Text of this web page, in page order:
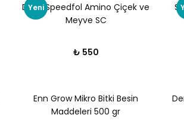
Yeni
DRT | Speedfol Amino Çiçek ve
Meyve SC
₺ 550
Enn Grow Mikro Bitki Besin
Maddeleri 500 gr